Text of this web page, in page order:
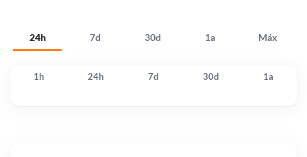
24h 7d 30d 1a Máx
1h 24h 7d 30d 1a